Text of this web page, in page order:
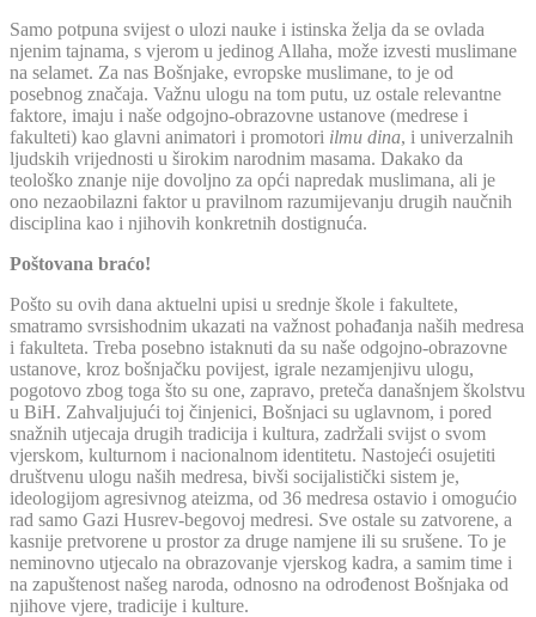
Samo potpuna svijest o ulozi nauke i istinska želja da se ovlada
njenim tajnama, s vjerom u jedinog Allaha, može izvesti muslimane
na selamet. Za nas Bošnjake, evropske muslimane, to je od
posebnog značaja. Važnu ulogu na tom putu, uz ostale relevantne
faktore, imaju i naše odgojno-obrazovne ustanove (medrese i
fakulteti) kao glavni animatori i promotori ilmu dina, i univerzalnih
ljudskih vrijednosti u širokim narodnim masama. Dakako da
teološko znanje nije dovoljno za opći napredak muslimana, ali je
ono nezaobilazni faktor u pravilnom razumijevanju drugih naučnih
disciplina kao i njihovih konkretnih dostignuća.
Poštovana braćo!
Pošto su ovih dana aktuelni upisi u srednje škole i fakultete,
smatramo svrsishodnim ukazati na važnost pohađanja naših medresa
i fakulteta. Treba posebno istaknuti da su naše odgojno-obrazovne
ustanove, kroz bošnjačku povijest, igrale nezamjenjivu ulogu,
pogotovo zbog toga što su one, zapravo, preteča današnjem školstvu
u BiH. Zahvaljujući toj činjenici, Bošnjaci su uglavnom, i pored
snažnih utjecaja drugih tradicija i kultura, zadržali svijst o svom
vjerskom, kulturnom i nacionalnom identitetu. Nastojeći osujetiti
društvenu ulogu naših medresa, bivši socijalistički sistem je,
ideologijom agresivnog ateizma, od 36 medresa ostavio i omogućio
rad samo Gazi Husrev-begovoj medresi. Sve ostale su zatvorene, a
kasnije pretvorene u prostor za druge namjene ili su srušene. To je
neminovno utjecalo na obrazovanje vjerskog kadra, a samim time i
na zapuštenost našeg naroda, odnosno na odrođenost Bošnjaka od
njihove vjere, tradicije i kulture.